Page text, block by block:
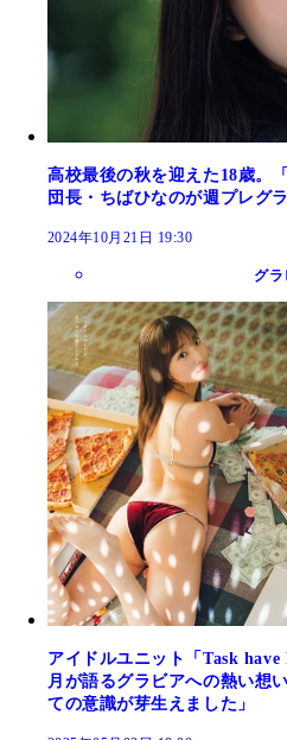
高校最後の秋を迎えた18歳。
団長・ちばひなのが週プレグ
2024年10月21日 19:30
グラ
アイドルユニット「Task
月が語るグラビアへの熱い想
ての意識が芽生えました」